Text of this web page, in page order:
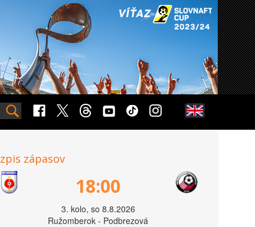
zápasov
18:00
3. kolo, so 8.8.2026
Ružomberok - Podbrezová